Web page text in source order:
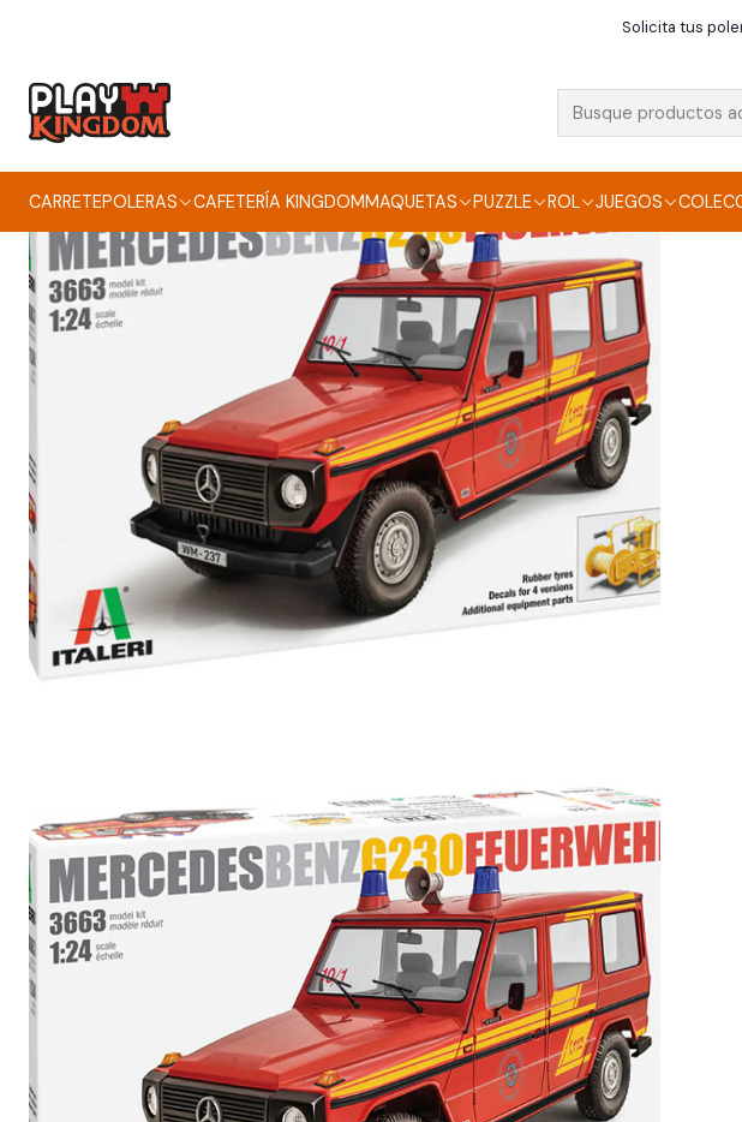
CARRETEPOLERAS CAFETERÍA KINGDOMMAQUETAS PUZZLE ROL JUEGOS
Solicita tus
Inicio